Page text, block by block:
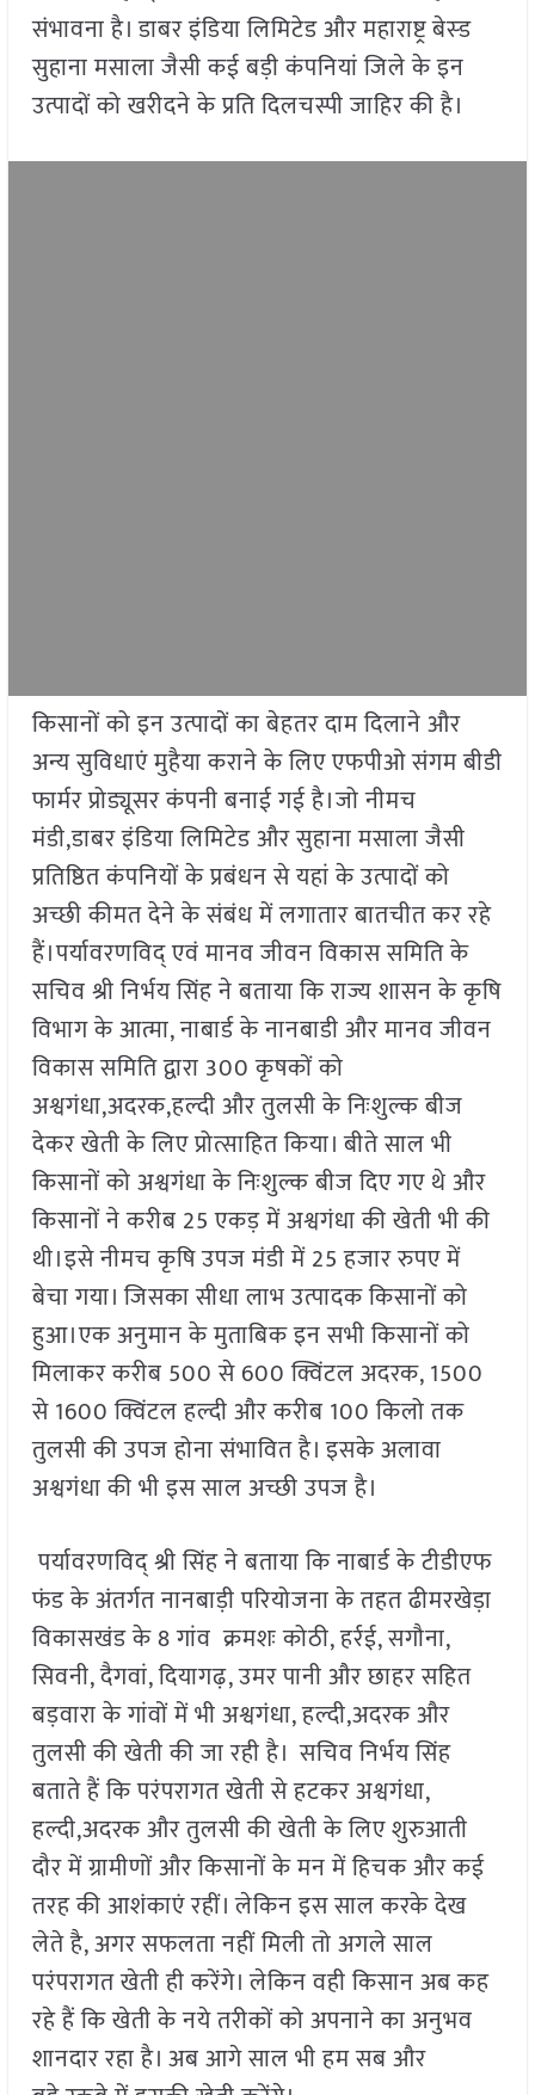
संभावना है। डाबर इंडिया लिमिटेड और महाराष्ट्र बेस्ड
सुहाना मसाला जैसी कई बड़ी कंपनियां जिले के इन
उत्पादों को खरीदने के प्रति दिलचस्पी जाहिर की है।
किसानों को इन उत्पादों का बेहतर दाम दिलाने और
अन्य सुविधाएं मुहैया कराने के लिए एफपीओ संगम बीडी
फार्मर प्रोड्यूसर कंपनी बनाई गई है।जो नीमच
मंडी,डाबर इंडिया लिमिटेड और सुहाना मसाला जैसी
प्रतिष्ठित कंपनियों के प्रबंधन से यहां के उत्पादों को
अच्छी कीमत देने के संबंध में लगातार बातचीत कर रहे
हैं।पर्यावरणविद् एवं मानव जीवन विकास समिति के
सचिव श्री निर्भय सिंह ने बताया कि राज्य शासन के कृषि
विभाग के आत्मा, नाबार्ड के नानबाडी और मानव जीवन
विकास समिति द्वारा 300 कृषकों को
अश्वगंधा,अदरक,हल्दी और तुलसी के निःशुल्क बीज
देकर खेती के लिए प्रोत्साहित किया। बीते साल भी
किसानों को अश्वगंधा के निःशुल्क बीज दिए गए थे और
किसानों ने करीब 25 एकड़ में अश्वगंधा की खेती भी की
थी।इसे नीमच कृषि उपज मंडी में 25 हजार रुपए में
बेचा गया। जिसका सीधा लाभ उत्पादक किसानों को
हुआ।एक अनुमान के मुताबिक इन सभी किसानों को
मिलाकर करीब 500 से 600 क्विंटल अदरक, 1500
से 1600 क्विंटल हल्दी और करीब 100 किलो तक
तुलसी की उपज होना संभावित है। इसके अलावा
अश्वगंधा की भी इस साल अच्छी उपज है।
पर्यावरणविद् श्री सिंह ने बताया कि नाबार्ड के टीडीएफ
फंड के अंतर्गत नानबाड़ी परियोजना के तहत ढीमरखेड़ा
विकासखंड के 8 गांव क्रमशः कोठी, हर्रई, सगौना,
सिवनी, दैगवां, दियागढ़, उमर पानी और छाहर सहित
बड़वारा के गांवों में भी अश्वगंधा, हल्दी,अदरक और
तुलसी की खेती की जा रही है। सचिव निर्भय सिंह
बताते हैं कि परंपरागत खेती से हटकर अश्वगंधा,
हल्दी,अदरक और तुलसी की खेती के लिए शुरुआती
दौर में ग्रामीणों और किसानों के मन में हिचक और कई
तरह की आशंकाएं रहीं। लेकिन इस साल करके देख
लेते है, अगर सफलता नहीं मिली तो अगले साल
परंपरागत खेती ही करेंगे। लेकिन वही किसान अब कह
रहे हैं कि खेती के नये तरीकों को अपनाने का अनुभव
शानदार रहा है। अब आगे साल भी हम सब और